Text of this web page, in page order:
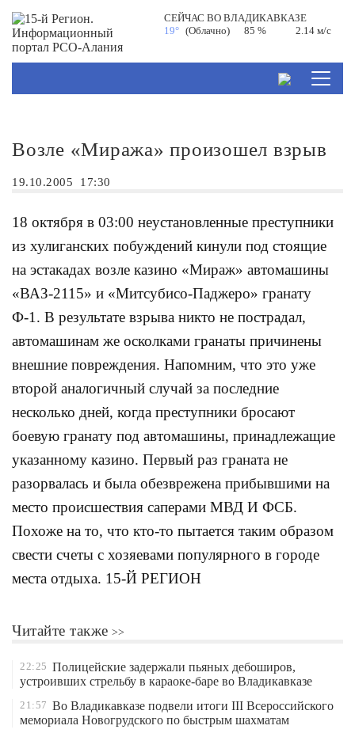
СЕЙЧАС ВОВЛАДИКАВКАЗЕ
19° (Облачно) 85 % 2.14 м/с
Возле «Миража» произошел взрыв
19.10.2005 17:30
18 октября в 03:00 неустановленные преступники
из хулиганских побуждений кинули под стоящие
на эстакадах возле казино «Мираж» автомашины
«ВАЗ-2115» и «Митсубисо-Паджеро» гранату
Ф-1. В результате взрыва никто не пострадал,
автомашинам же осколками гранаты причинены
внешние повреждения. Напомним, что это уже
второй аналогичный случай за последние
несколько дней, когда преступники бросают
боевую гранату под автомашины, принадлежащие
указанному казино. Первый раз граната не
разорвалась и была обезврежена прибывшими на
место происшествия саперами МВД И ФСБ.
Похоже на то, что кто-то пытается таким образом
свести счеты с хозяевами популярного в городе
места отдыха. 15-Й РЕГИОН
Читайте также
22:25 Полицейские задержали пьяных дебоширов,
устроивших стрельбу в караоке-баре во Владикавказе
21:57 Во Владикавказе подвели итоги III Всероссийского
мемориала Новогрудского по быстрым шахматам